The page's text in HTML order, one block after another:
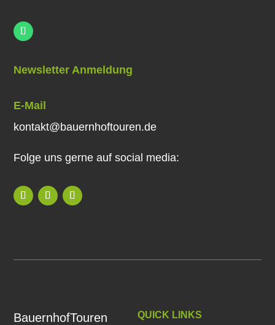
Newsletter Anmeldung
E-Mail
kontakt@bauernhoftouren.de
Folge uns gerne auf social media:
BauernhofTouren QUICK LINKS